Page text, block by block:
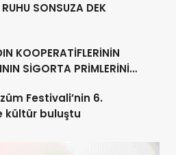
SONSUZA DEK
KOOPERATİFLERİNİN
SİGORTA PRİMLERİNİ
Festivali’nin 6.
kültür buluştu